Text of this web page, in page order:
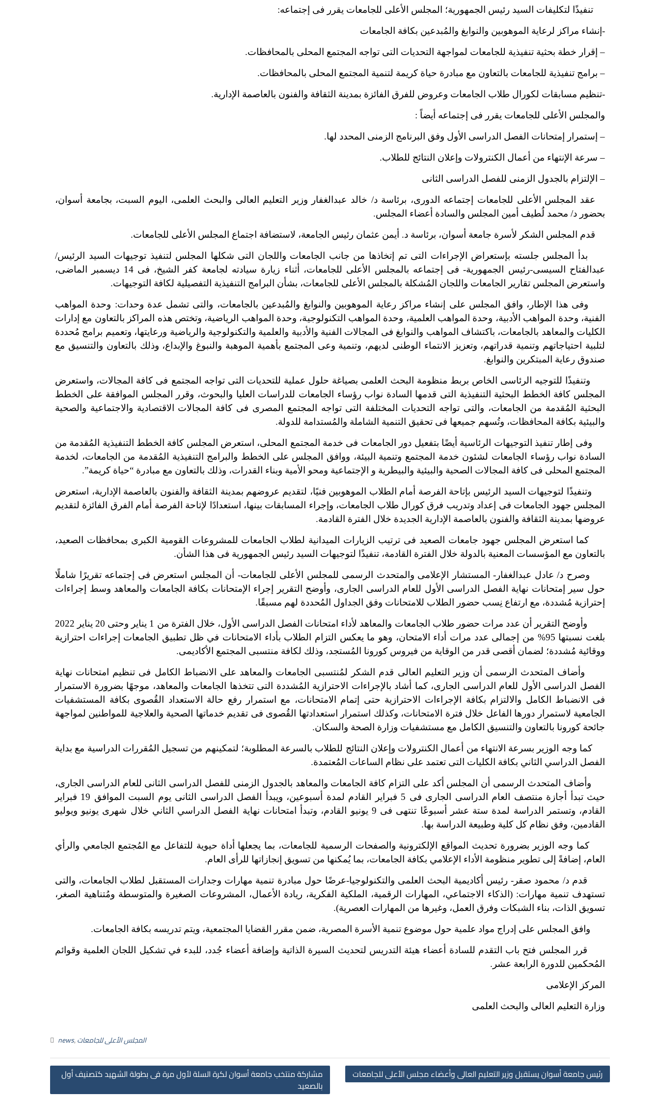
تنفيذًا لتكليفات السيد رئيس الجمهورية؛ المجلس الأعلى للجامعات يقرر فى إجتماعه:
-إنشاء مراكز لرعاية الموهوبين والنوابغ والمُبدعين بكافة الجامعات
– إقرار خطة بحثية تنفيذية للجامعات لمواجهة التحديات التى تواجه المجتمع المحلى بالمحافظات.
– برامج تنفيذية للجامعات بالتعاون مع مبادرة حياة كريمة لتنمية المجتمع المحلى بالمحافظات.
-تنظيم مسابقات لكورال طلاب الجامعات وعروض للفرق الفائزة بمدينة الثقافة والفنون بالعاصمة الإدارية.
والمجلس الأعلى للجامعات يقرر فى إجتماعه أيضاً :
– إستمرار إمتحانات الفصل الدراسى الأول وفق البرنامج الزمنى المحدد لها.
– سرعة الإنتهاء من أعمال الكنترولات وإعلان النتائج للطلاب.
– الإلتزام بالجدول الزمنى للفصل الدراسى الثانى
عقد المجلس الأعلى للجامعات إجتماعه الدورى، برئاسة د/ خالد عبدالغفار وزير التعليم العالى والبحث العلمى، اليوم السبت، بجامعة أسوان،
بحضور د/ محمد لُطيف أمين المجلس والسادة أعضاء المجلس.
قدم المجلس الشكر لأسرة جامعة أسوان، برئاسة د. أيمن عثمان رئيس الجامعة، لاستضافة اجتماع المجلس الأعلى للجامعات.
بدأ المجلس جلسته بإستعراض الإجراءات التى تم إتخاذها من جانب الجامعات واللجان التى شكلها المجلس لتنفيذ توجيهات السيد الرئيس/
عبدالفتاح السيسى-رئيس الجمهورية- فى إجتماعه بالمجلس الأعلى للجامعات، أثناء زيارة سيادته لجامعة كفر الشيخ، فى 14 ديسمبر الماضى،
واستعرض المجلس تقارير الجامعات واللجان المُشكلة بالمجلس الأعلى للجامعات، بشأن البرامج التنفيذية التفصيلية لكافة التوجيهات.
وفى هذا الإطار، وافق المجلس على إنشاء مراكز رعاية الموهوبين والنوابغ والمُبدعين بالجامعات، والتى تشمل عدة وحدات: وحدة المواهب
الفنية، وحدة المواهب الأدبية، وحدة المواهب العلمية، وحدة المواهب التكنولوجية، وحدة المواهب الرياضية، وتختص هذه المراكز بالتعاون مع إدارات
الكليات والمعاهد بالجامعات، باكتشاف المواهب والنوابغ فى المجالات الفنية والأدبية والعلمية والتكنولوجية والرياضية ورعايتها، وتعميم برامج مُحددة
لتلبية احتياجاتهم وتنمية قدراتهم، وتعزيز الانتماء الوطنى لديهم، وتنمية وعى المجتمع بأهمية الموهبة والنبوغ والإبداع، وذلك بالتعاون والتنسيق مع
صندوق رعاية المبتكرين والنوابغ.
وتنفيذًا للتوجيه الرئاسى الخاص بربط منظومة البحث العلمى بصياغة حلول عملية للتحديات التى تواجه المجتمع فى كافة المجالات، واستعرض
المجلس كافة الخطط البحثية التنفيذية التى قدمها السادة نواب رؤساء الجامعات للدراسات العليا والبحوث، وقرر المجلس الموافقة على الخطط
البحثية المُقدمة من الجامعات، والتى تواجه التحديات المختلفة التى تواجه المجتمع المصرى فى كافة المجالات الاقتصادية والاجتماعية والصحية
والبيئية بكافة المحافظات، وتُسهم جميعها فى تحقيق التنمية الشاملة والمُستدامة للدولة.
وفى إطار تنفيذ التوجيهات الرئاسية أيضًا بتفعيل دور الجامعات فى خدمة المجتمع المحلى، استعرض المجلس كافة الخطط التنفيذية المُقدمة من
السادة نواب رؤساء الجامعات لشئون خدمة المجتمع وتنمية البيئة، ووافق المجلس على الخطط والبرامج التنفيذية المُقدمة من الجامعات، لخدمة
المجتمع المحلى فى كافة المجالات الصحية والبيئية والبيطرية و الإجتماعية ومحو الأمية وبناء القدرات، وذلك بالتعاون مع مبادرة “حياة كريمة”.
وتنفيذًا لتوجيهات السيد الرئيس بإتاحة الفرصة أمام الطلاب الموهوبين فنيًا، لتقديم عروضهم بمدينة الثقافة والفنون بالعاصمة الإدارية، استعرض
المجلس جهود الجامعات فى إعداد وتدريب فرق كورال طلاب الجامعات، وإجراء المسابقات بينها، استعدادًا لإتاحة الفرصة أمام الفرق الفائزة لتقديم
عروضها بمدينة الثقافة والفنون بالعاصمة الإدارية الجديدة خلال الفترة القادمة.
كما استعرض المجلس جهود جامعات الصعيد فى ترتيب الزيارات الميدانية لطلاب الجامعات للمشروعات القومية الكبرى بمحافظات الصعيد،
بالتعاون مع المؤسسات المعنية بالدولة خلال الفترة القادمة، تنفيذًا لتوجيهات السيد رئيس الجمهورية فى هذا الشأن.
وصرح د/ عادل عبدالغفار- المستشار الإعلامى والمتحدث الرسمى للمجلس الأعلى للجامعات- أن المجلس استعرض فى إجتماعه تقريرًا شاملًا
حول سير إمتحانات نهاية الفصل الدراسى الأول للعام الدراسى الجارى، وأوضح التقرير إجراء الإمتحانات بكافة الجامعات والمعاهد وسط إجراءات
إحترازية مُشددة، مع ارتفاع نِسب حضور الطلاب للامتحانات وفق الجداول المُحددة لهم مسبقًا.
وأوضح التقرير أن عدد مرات حضور طلاب الجامعات والمعاهد لأداء امتحانات الفصل الدراسى الأول، خلال الفترة من 1 يناير وحتى 20 يناير 2022
بلغت نسبتها 95% من إجمالى عدد مرات أداء الامتحان، وهو ما يعكس التزام الطلاب بأداء الامتحانات في ظل تطبيق الجامعات إجراءات احترازية
ووقائية مُشددة؛ لضمان أقصى قدر من الوقاية من فيروس كورونا المُستجد، وذلك لكافة منتسبى المجتمع الأكاديمى.
وأضاف المتحدث الرسمى أن وزير التعليم العالى قدم الشكر لمُنتسبى الجامعات والمعاهد على الانضباط الكامل فى تنظيم امتحانات نهاية
الفصل الدراسى الأول للعام الدراسى الجارى، كما أشاد بالإجراءات الاحترازية المُشددة التى تتخذها الجامعات والمعاهد، موجهًا بضرورة الاستمرار
فى الانضباط الكامل والالتزام بكافة الإجراءات الاحترازية حتى إتمام الامتحانات، مع استمرار رفع حالة الاستعداد القُصوى بكافة المستشفيات
الجامعية لاستمرار دورها الفاعل خلال فترة الامتحانات، وكذلك استمرار استعدادتها القُصوى فى تقديم خدماتها الصحية والعلاجية للمواطنين لمواجهة
جائحة كورونا بالتعاون والتنسيق الكامل مع مستشفيات وزارة الصحة والسكان.
كما وجه الوزير بسرعة الانتهاء من أعمال الكنترولات وإعلان النتائج للطلاب بالسرعة المطلوبة؛ لتمكينهم من تسجيل المُقررات الدراسية مع بداية
الفصل الدراسي الثاني بكافة الكليات التى تعتمد على نظام الساعات المُعتمدة.
وأضاف المتحدث الرسمى أن المجلس أكد على التزام كافة الجامعات والمعاهد بالجدول الزمنى للفصل الدراسى الثانى للعام الدراسى الجارى،
حيث تبدأ أجازة منتصف العام الدراسى الجارى فى 5 فبراير القادم لمدة أسبوعين، ويبدأ الفصل الدراسى الثانى يوم السبت الموافق 19 فبراير
القادم، وتستمر الدراسة لمدة ستة عشر أسبوعًا تنتهى فى 9 يونيو القادم، وتبدأ امتحانات نهاية الفصل الدراسي الثاني خلال شهرى يونيو ويوليو
القادمين، وفق نظام كل كلية وطبيعة الدراسة بها.
كما وجه الوزير بضرورة تحديث المواقع الإلكترونية والصفحات الرسمية للجامعات، بما يجعلها أداة حيوية للتفاعل مع المُجتمع الجامعي والرأي
العام، إضافةً إلى تطوير منظومة الأداء الإعلامي بكافة الجامعات، بما يُمكنها من تسويق إنجازاتها للرأى العام.
قدم د/ محمود صقر- رئيس أكاديمية البحث العلمى والتكنولوجيا-عرضًا حول مبادرة تنمية مهارات وجدارات المستقبل لطلاب الجامعات، والتى
تستهدف تنمية مهارات: (الذكاء الاجتماعي، المهارات الرقمية، الملكية الفكرية، ريادة الأعمال، المشروعات الصغيرة والمتوسطة ومُتناهية الصغر،
تسويق الذات، بناء الشبكات وفرق العمل، وغيرها من المهارات العصرية).
وافق المجلس على إدراج مواد علمية حول موضوع تنمية الأسرة المصرية، ضمن مقرر القضايا المجتمعية، ويتم تدريسه بكافة الجامعات.
قرر المجلس فتح باب التقدم للسادة أعضاء هيئة التدريس لتحديث السيرة الذاتية وإضافة أعضاء جُدد، للبدء في تشكيل اللجان العلمية وقوائم
المُحكمين للدورة الرابعة عشر.
المركز الإعلامى
وزارة التعليم العالى والبحث العلمى
news,المجلس الأعلى للجامعات
مشاركة منتخب جامعة أسوان لكرة السلة لأول مرة فى بطولة الشهيد كتصنيف أول
بالصعيد
رئيس جامعة أسوان يستقبل وزير التعليم العالى وأعضاء مجلس الأعلى للجامعات